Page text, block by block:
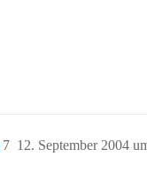
12. September 2004
7